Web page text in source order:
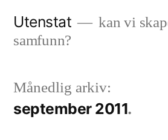
Utenstat
kan vi
samfunn?
Månedlig arkiv:
september 2011